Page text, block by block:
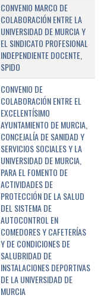
CONVENIO MARCO DE
COLABORACIÓN ENTRE LA
UNIVERSIDAD DE MURCIA Y
EL SINDICATO PROFESIONAL
INDEPENDIENTE DOCENTE,
SPIDO
CONVENIO DE
COLABORACIÓN ENTRE EL
EXCELENTÍSIMO
AYUNTAMIENTO DE MURCIA,
CONCEJALÍA DE SANIDAD Y
SERVICIOS SOCIALES Y LA
UNIVERSIDAD DE MURCIA,
PARA EL FOMENTO DE
ACTIVIDADES DE
PROTECCIÓN DE LA SALUD
DEL SISTEMA DE
AUTOCONTROL EN
COMEDORES Y CAFETERÍAS
Y DE CONDICIONES DE
SALUBRIDAD DE
INSTALACIONES DEPORTIVAS
DE LA UNIVERSIDAD DE
MURCIA